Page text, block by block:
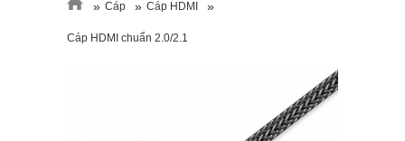
» Cáp » Cáp HDMI »
Cáp HDMI chuẩn 2.0/2.1